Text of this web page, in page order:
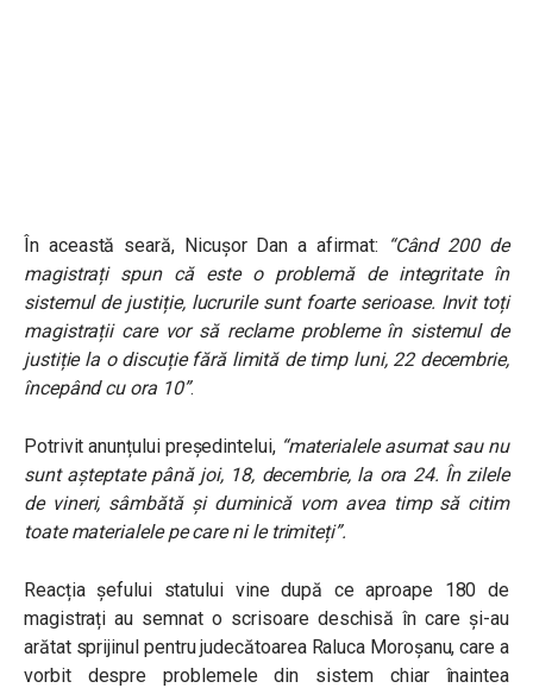
În această seară, Nicușor Dan a afirmat:
“Când 200 de
magistrați spun că este o problemă de integritate în
sistemul de justiție, lucrurile sunt foarte serioase. Invit toți
magistrații care vor să reclame probleme în sistemul de
justiție la o discuție fără limită de timp luni, 22 decembrie,
începând cu ora 10”.
Potrivit anunțului președintelui,“materialele asumat sau nu
sunt așteptate până joi, 18, decembrie, la ora 24. În zilele
de vineri, sâmbătă și duminică vom avea timp să citim
toate materialele pe care ni le trimiteți”.
Reacția șefului statului vine după ce aproape 180 de
magistrați au semnat o scrisoare deschisă în care și-au
arătat sprijinul pentru judecătoarea Raluca Moroșanu, care a
vorbit despre problemele din sistem chiar înaintea